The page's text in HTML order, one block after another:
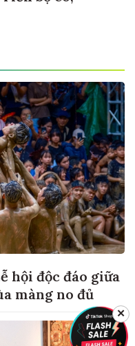
hội độc đáo giữa
màng no đủ
✕